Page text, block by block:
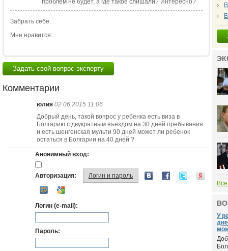
проблем не будет, а где такое слишали? Интересно?
Забрать себе:
Мне нравится:
Задать свой вопрос эксперту
Комментарии
юлия 02.06.2015 11:06
Добрый день, такой вопрос у ребенка есть виза в
Болгарию с двукратным въездом на 30 дней пребывания
и есть шенгенская мульти 90 дней может ли ребенок
остаться в Болгарии на 40 дней ?
Анонимный вход:
Авторизация: Логин и пароль
Логин (e-mail):
Пароль:
У